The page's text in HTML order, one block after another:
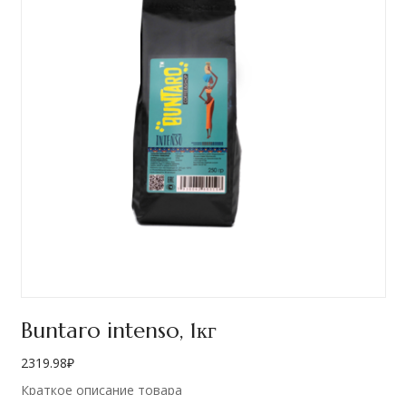
Buntaro intenso, 1кг
2319.98₽
Краткое описание товара